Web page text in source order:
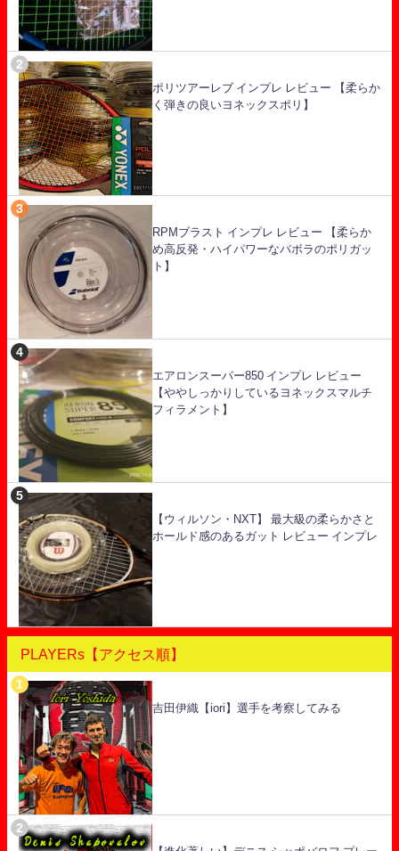
ポリツアーレブ インプレ レビュー 【柔らか
く弾きの良いヨネックスポリ】
RPMブラスト インプレ レビュー 【柔らか
め高反発・ハイパワーなバボラのポリガッ
ト】
エアロンスーパー850 インプレ レビュー
【ややしっかりしているヨネックスマルチ
フィラメント】
【ウィルソン・NXT】 最大級の柔らかさと
ホールド感のあるガット レビュー インプレ
PLAYERs【アクセス順】
吉田伊織【iori】選手を考察してみる